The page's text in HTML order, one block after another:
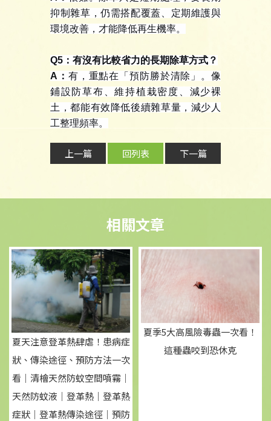
抑制雜草，仍需搭配覆蓋、定期維護與
環境改善，才能降低再生機率。
Q5 ：有沒有比較省力的長期除草方式？
A ： 有，重點在「預防勝於清除」。像
鋪設防草布、維持植栽密度、減少裸
土，都能有效降低後續雜草量，減少人
工整理頻率。
上一篇 回列表 下一篇
夏天注意登革熱肆虐！患病症
狀、傳染途徑、預防方法一次
看｜清檜天然防蚊空間噴霧｜
天然防蚊液｜登革熱｜登革熱
症狀｜登革熱傳染途徑｜預防
夏季5大高風險毒蟲一次看！
這種蟲咬到恐休克